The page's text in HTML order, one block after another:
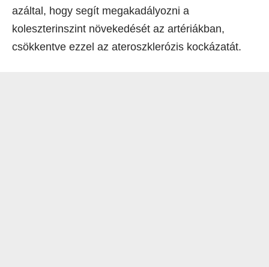
azáltal, hogy segít megakadályozni a
koleszterinszint növekedését az artériákban,
csökkentve ezzel az ateroszklerózis kockázatát.